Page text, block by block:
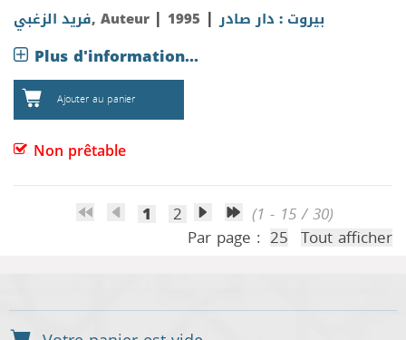
فريد الزغبي, Auteur | بيروت : دار صادر|
1995
Plus d'information...
Ajouter au panier
Non prêtable
1 2
(1 - 15 / 30)
Par page : 25 Tout afficher